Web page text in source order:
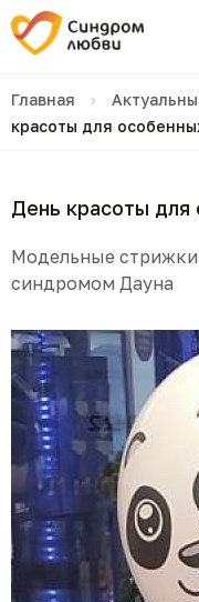
Главная ›
красоты для
День красоты для
Модельные стрижки
синдромом Дауна